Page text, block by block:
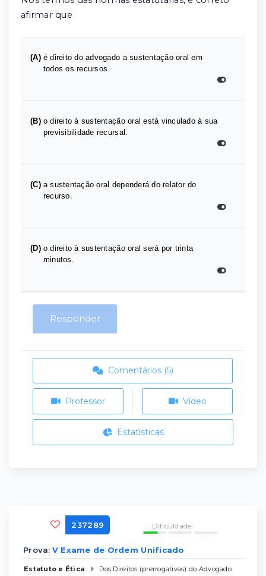
afirmar que
(A) é direito do advogado a sustentação oral em
todos os recursos.
(B) o direito à sustentação oral está vinculado à sua
previsibilidade recursal.
(C) a sustentação oral dependerá do relator do
recurso.
(D) o direito à sustentação oral será por trinta
minutos.
Responder
Comentários (5)
Professor Vídeo
Estatísticas
237289 Dificuldade:
Prova: V Exame de Ordem Unificado
Estatuto e Ética Dos Direitos (prerrogativas) do Advogado